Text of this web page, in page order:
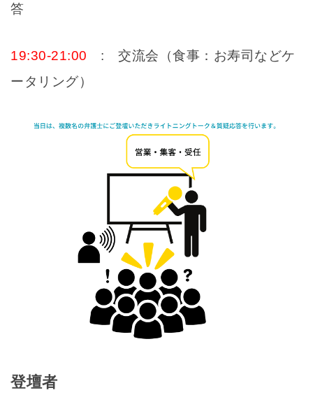
答
19:30-21:00 : 交流会（食事：お寿司などケ
ータリング）
登壇者